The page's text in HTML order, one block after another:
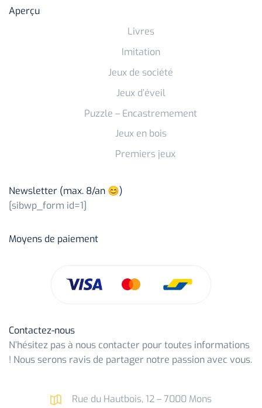
Aperçu
Livres
Imitation
Jeux de société
Jeux d’éveil
Puzzle – Encastremement
Jeux en bois
Premiers jeux
Newsletter (max. 8/an 😊)
[sibwp_form id=1]
Moyens de paiement
Contactez-nous
N’hésitez pas à nous contacter pour toutes informations
! Nous serons ravis de partager notre passion avec vous.
Rue du Hautbois, 12 – 7000 Mons